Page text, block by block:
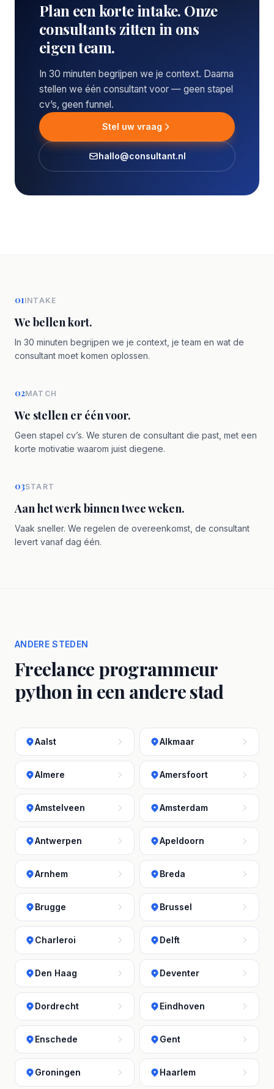
Plan een korte intake. Onze
consultants zitten in ons
eigen team.
In 30 minuten begrijpen we je context. Daarna
stellen we één consultant voor — geen stapel
cv’s, geen funnel.
Stel uw vraag
hallo@consultant.nl
01INTAKE
We bellen kort.
In 30 minuten begrijpen we je context, je team en wat de
consultant moet komen oplossen.
02MATCH
We stellen er één voor.
Geen stapel cv’s. We sturen de consultant die past, met een
korte motivatie waarom juist diegene.
03START
Aan het werk binnen twee weken.
Vaak sneller. We regelen de overeenkomst, de consultant
levert vanaf dag één.
ANDERE STEDEN
Freelance programmeur
python in een andere stad
Aalst Alkmaar
Almere Amersfoort
Amstelveen Amsterdam
Antwerpen Apeldoorn
Arnhem Breda
Brugge Brussel
Charleroi Delft
Den Haag Deventer
Dordrecht Eindhoven
Enschede Gent
Groningen Haarlem